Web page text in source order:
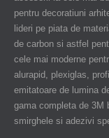
pentru decoratiuni
lideri pe piata de
de carbon si astfel
cele mai moderne
alurapid, plexiglas,
emitatoare de lumina
gama completa de 3M
smirghele si adezivi